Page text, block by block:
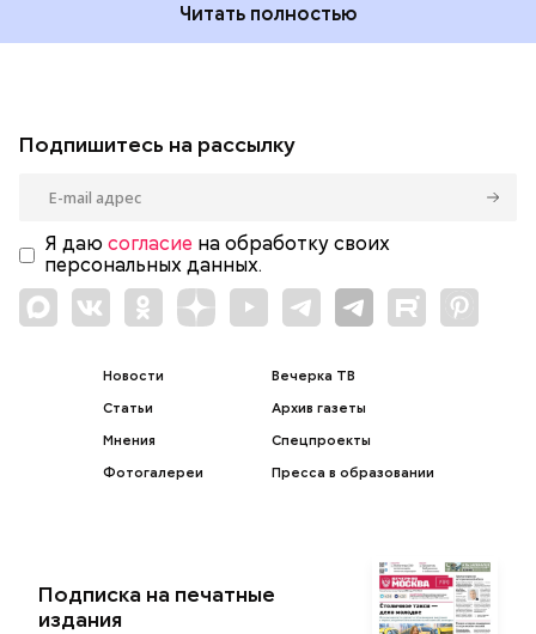
Читать полностью
Подпишитесь на рассылку
Я даю согласие на обработку своих
персональных данных.
Новости
Статьи
Мнения
Фотогалереи
Вечерка ТВ
Архив газеты
Спецпроекты
Пресса в образовании
Подписка на печатные
издания